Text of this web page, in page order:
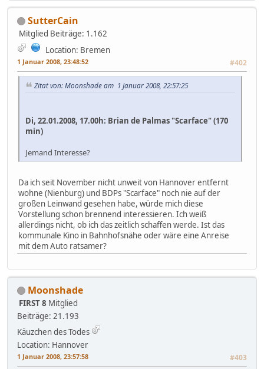
SutterCain
Mitglied Beiträge: 1.162
Location: Bremen
1 Januar 2008, 23:48:52 #402
Zitat von: Moonshade am 1 Januar 2008, 22:57:25
Di, 22.01.2008, 17.00h: Brian de Palmas "Scarface" (170
min)
Jemand Interesse?
Da ich seit November nicht unweit von Hannover entfernt
wohne (Nienburg) und BDPs "Scarface" noch nie auf der
großen Leinwand gesehen habe, würde mich diese
Vorstellung schon brennend interessieren. Ich weiß
allerdings nicht, ob ich das zeitlich schaffen werde. Ist das
kommunale Kino in Bahnhofsnähe oder wäre eine Anreise
mit dem Auto ratsamer?
Moonshade
FIRST 8 Mitglied
Beiträge: 21.193
Käuzchen des Todes
Location: Hannover
1 Januar 2008, 23:57:58 #403